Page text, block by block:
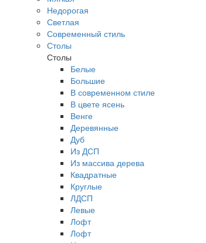
Недорогая
Светлая
Современный стиль
Столы
Столы
Белые
Большие
В современном стиле
В цвете ясень
Венге
Деревянные
Дуб
Из ДСП
Из массива дерева
Квадратные
Круглые
ЛДСП
Левые
Лофт
Лофт